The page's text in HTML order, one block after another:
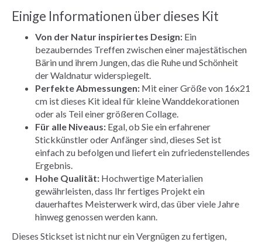
Einige Informationen über dieses Kit
Von der Natur inspiriertes Design: Ein
bezauberndes Treffen zwischen einer majestätischen
Bärin und ihrem Jungen, das die Ruhe und Schönheit
der Waldnatur widerspiegelt.
Perfekte Abmessungen: Mit einer Größe von 16x21
cm ist dieses Kit ideal für kleine Wanddekorationen
oder als Teil einer größeren Collage.
Für alle Niveaus: Egal, ob Sie ein erfahrener
Stickkünstler oder Anfänger sind, dieses Set ist
einfach zu befolgen und liefert ein zufriedenstellendes
Ergebnis.
Hohe Qualität: Hochwertige Materialien
gewährleisten, dass Ihr fertiges Projekt ein
dauerhaftes Meisterwerk wird, das über viele Jahre
hinweg genossen werden kann.
Dieses Stickset ist nicht nur ein Vergnügen zu fertigen,